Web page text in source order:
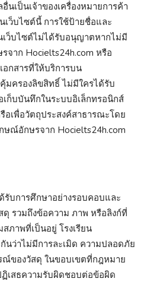
นเป็นเจ้าของเครื่องหมายการค้า
ว็บไซต์นี้ การใช้ป้ายชื่อและ
เว็บไซต์ไม่ได้รับอนุญาตหากไม่มี
จาก Hocielts24h.com หรือ
อกสารที่ให้บริการบน
มครองลิขสิทธิ์ ไม่มีใครได้รับ
ก็บบันทึกในระบบอิเล็กทรอนิกส์
อเพื่อวัตถุประสงค์สาธารณะโดย
ณ์อักษรจาก Hocielts24h.com
รับการศึกษาอย่างรอบคอบและ
รวมถึงข้อความ ภาพ หรือลิงก์ที่
ภาพที่เป็นอยู่ โรงเรียน
นว่าไม่มีการละเมิด ความปลอดภัย
ของวัสดุ ในขอบเขตที่กฎหมาย
เสธความรับผิดชอบต่อข้อผิด